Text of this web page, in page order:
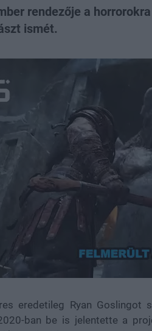
rendezője a
ismét.
21.75%
eredetileg Ryan Goslingot
ban be is jelentette a